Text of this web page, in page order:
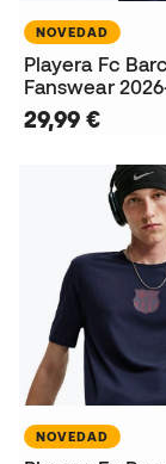
NOVEDAD
Playera Fc
Fanswear
29,99 €
NOVEDAD